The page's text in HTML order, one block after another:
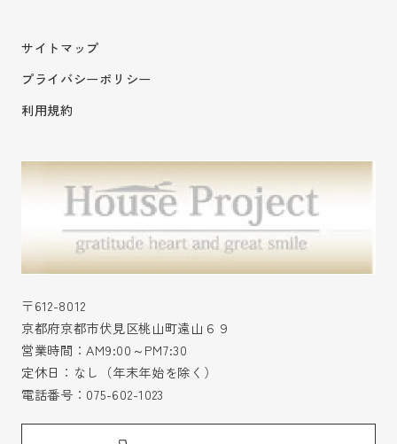
サイトマップ
プライバシーポリシー
利用規約
〒612-8012
京都府京都市伏見区桃山町遠山６９
営業時間：AM9:00～PM7:30
定休日：なし（年末年始を除く）
電話番号： 075-602-1023